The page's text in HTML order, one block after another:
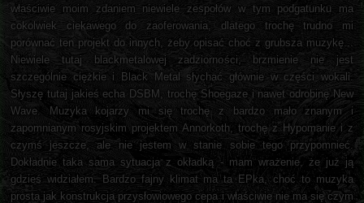
właściwie moim zdaniem niewiele zespołów w tym podgatunku ma
cokolwiek ciekawego do zaoferowania, dlatego trochę trudno mi
porównać ten projekt do innych, żeby opisać choć z grubsza muzykę...
Niewiele tutaj blackmetalowej zadziorności, brzmienie nie jest
szczególnie ciężkie i Black Metal słychać głównie w części wokali.
Słyszę tutaj jakieś echa DSBM, trochę Shoegaze i nawet odrobinę New
Wave. Muzyka kojarzy mi się trochę z bardzo mało znanym i
zapomnianym rosyjskim projektem Annorkoth, trochę z Hypomanie i z
czymś jeszcze, ale nie jestem w stanie sobie tego przypomnieć.
Dokładnie taka sama sytuacja z okładką - mam wrażenie, że już ją
gdzieś widziałem. Bardzo fajny klimat ma ta EPka, choć to muzyka
prosta jak konstrukcja przysłowiowego cepa i właściwie nie ma się czym